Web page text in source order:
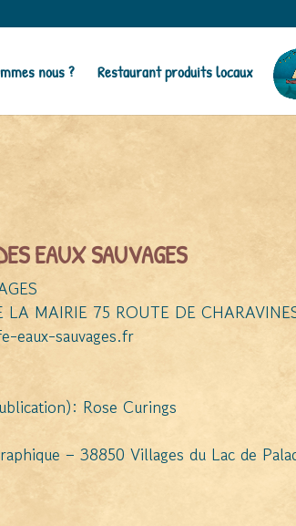
nous ? Restaurant produits locaux
EAUX SAUVAGES
LA MAIRIE 75 ROUTE DE
eaux-sauvages.fr
Rose Curings
– 38850 Villages du Lac de